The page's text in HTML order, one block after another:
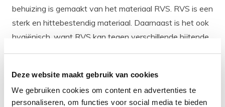
Deze website maakt gebruik van cookies
We gebruiken cookies om content en advertenties te
personaliseren, om functies voor social media te bieden
behuizing is gemaakt van het materiaal RVS. RVS is een
sterk en hittebestendig materiaal. Daarnaast is het ook
hygiënisch, want RVS kan tegen verschillende bijtende
badkamer..
Productspecificatie